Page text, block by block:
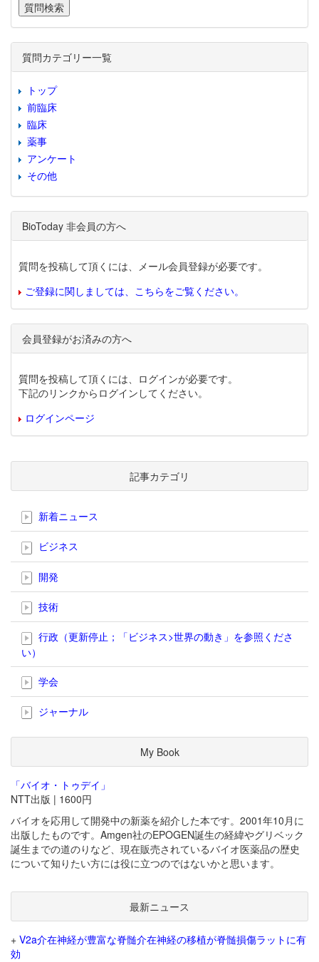
質問カテゴリー一覧
トップ
前臨床
臨床
薬事
アンケート
その他
BioToday 非会員の方へ
質問を投稿して頂くには、メール会員登録が必要です。
ご登録に関しましては、こちらをご覧ください。
会員登録がお済みの方へ
質問を投稿して頂くには、ログインが必要です。
下記のリンクからログインしてください。
ログインページ
記事カテゴリ
新着ニュース
ビジネス
開発
技術
行政（更新停止；「ビジネス>世界の動き」を参照くださ
い）
学会
ジャーナル
My Book
「バイオ・トゥデイ」
NTT出版 | 1600円
バイオを応用して開発中の新薬を紹介した本です。2001年10月に
出版したものです。Amgen社のEPOGEN誕生の経緯やグリベック
誕生までの道のりなど、現在販売されているバイオ医薬品の歴史
について知りたい方には役に立つのではないかと思います。
最新ニュース
+ V2a介在神経が豊富な脊髄介在神経の移植が脊髄損傷ラットに有
効